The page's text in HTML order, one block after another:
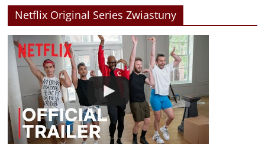
Netflix Original Series Zwiastuny